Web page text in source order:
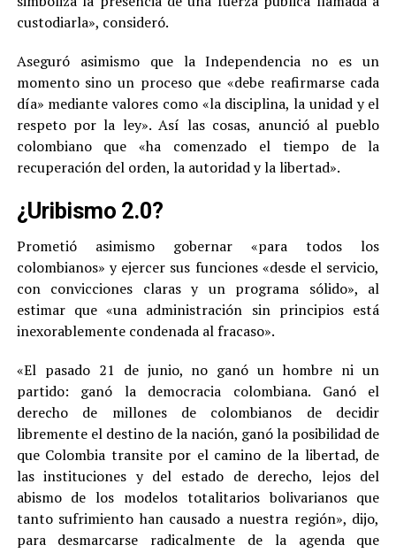
custodiarla», consideró.
Aseguró asimismo que la Independencia no es un
momento sino un proceso que «debe reafirmarse cada
día» mediante valores como «la disciplina, la unidad y el
respeto por la ley». Así las cosas, anunció al pueblo
colombiano que «ha comenzado el tiempo de la
recuperación del orden, la autoridad y la libertad».
¿Uribismo 2.0?
Prometió asimismo gobernar «para todos los
colombianos» y ejercer sus funciones «desde el servicio,
con convicciones claras y un programa sólido», al
estimar que «una administración sin principios está
inexorablemente condenada al fracaso».
«El pasado 21 de junio, no ganó un hombre ni un
partido: ganó la democracia colombiana. Ganó el
derecho de millones de colombianos de decidir
libremente el destino de la nación, ganó la posibilidad de
que Colombia transite por el camino de la libertad, de
las instituciones y del estado de derecho, lejos del
abismo de los modelos totalitarios bolivarianos que
tanto sufrimiento han causado a nuestra región», dijo,
para desmarcarse radicalmente de la agenda que